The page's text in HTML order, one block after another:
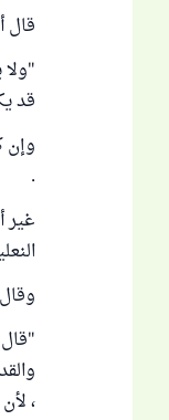
قال
قد
وإن
.
غير
،